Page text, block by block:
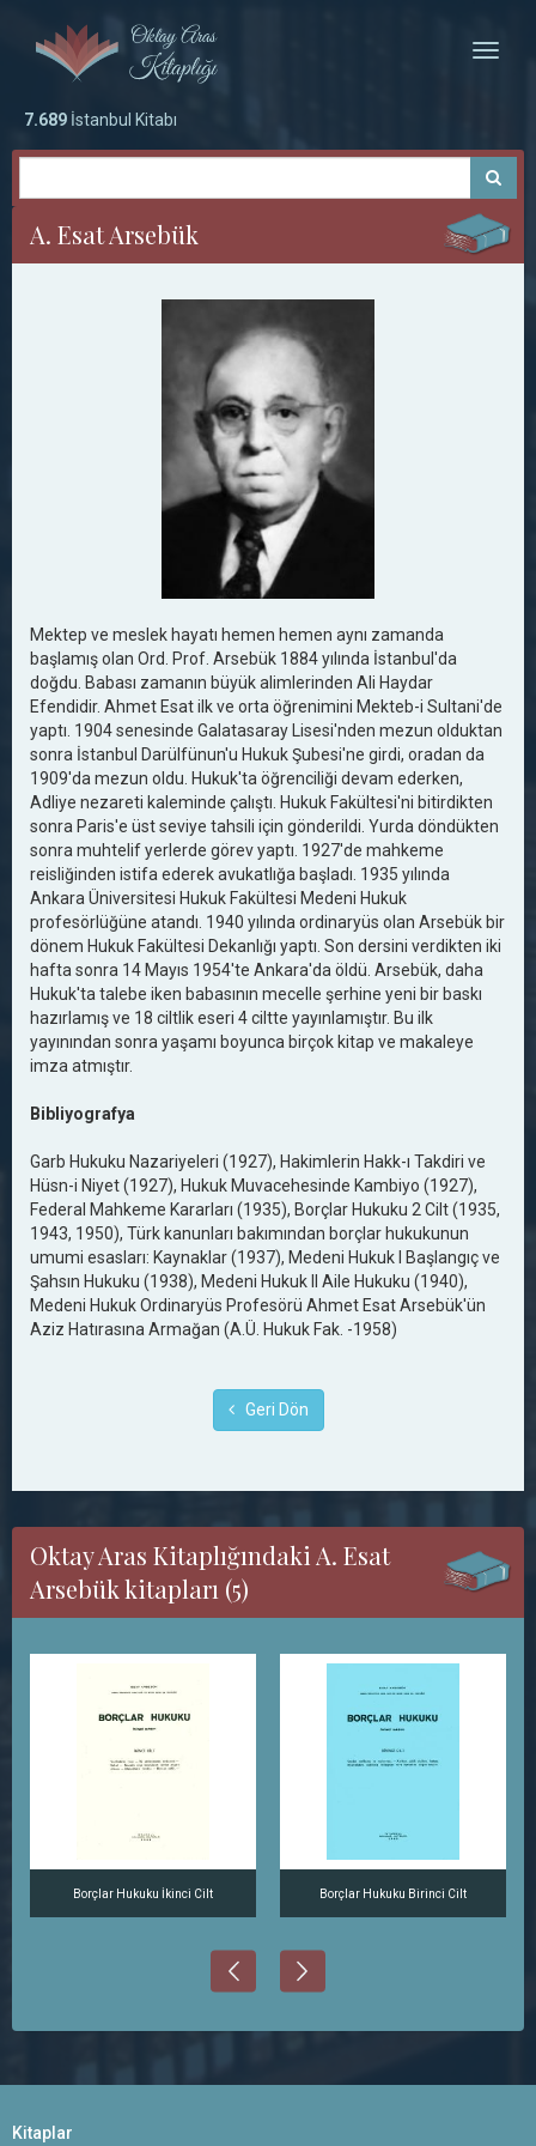
Toggle
7.689 İstanbul Kitabı
A. Esat Arsebük
Mektep ve meslek hayatı hemen hemen aynı zamanda
başlamış olan Ord. Prof. Arsebük 1884 yılında İstanbul'da
doğdu. Babası zamanın büyük alimlerinden Ali Haydar
Efendidir. Ahmet Esat ilk ve orta öğrenimini Mekteb-i Sultani'de
yaptı. 1904 senesinde Galatasaray Lisesi'nden mezun olduktan
sonra İstanbul Darülfünun'u Hukuk Şubesi'ne girdi, oradan da
1909'da mezun oldu. Hukuk'ta öğrenciliği devam ederken,
Adliye nezareti kaleminde çalıştı. Hukuk Fakültesi'ni bitirdikten
sonra Paris'e üst seviye tahsili için gönderildi. Yurda döndükten
sonra muhtelif yerlerde görev yaptı. 1927'de mahkeme
reisliğinden istifa ederek avukatlığa başladı. 1935 yılında
Ankara Üniversitesi Hukuk Fakültesi Medeni Hukuk
profesörlüğüne atandı. 1940 yılında ordinaryüs olan Arsebük bir
dönem Hukuk Fakültesi Dekanlığı yaptı. Son dersini verdikten iki
hafta sonra 14 Mayıs 1954'te Ankara'da öldü. Arsebük, daha
Hukuk'ta talebe iken babasının mecelle şerhine yeni bir baskı
hazırlamış ve 18 ciltlik eseri 4 ciltte yayınlamıştır. Bu ilk
yayınından sonra yaşamı boyunca birçok kitap ve makaleye
imza atmıştır.
Bibliyografya
Garb Hukuku Nazariyeleri (1927), Hakimlerin Hakk-ı Takdiri ve
Hüsn-i Niyet (1927), Hukuk Muvacehesinde Kambiyo (1927),
Federal Mahkeme Kararları (1935), Borçlar Hukuku 2 Cilt (1935,
1943, 1950), Türk kanunları bakımından borçlar hukukunun
umumi esasları: Kaynaklar (1937), Medeni Hukuk I Başlangıç ve
Şahsın Hukuku (1938), Medeni Hukuk II Aile Hukuku (1940),
Medeni Hukuk Ordinaryüs Profesörü Ahmet Esat Arsebük'ün
Aziz Hatırasına Armağan (A.Ü. Hukuk Fak. -1958)
Geri Dön
Oktay Aras Kitaplığındaki A. Esat
Arsebük kitapları (5)
Borçlar Hukuku İkinci Cilt Borçlar Hukuku Birinci Cilt
Kitaplar